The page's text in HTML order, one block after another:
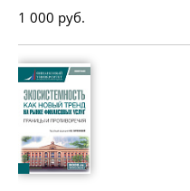
1 000 руб.